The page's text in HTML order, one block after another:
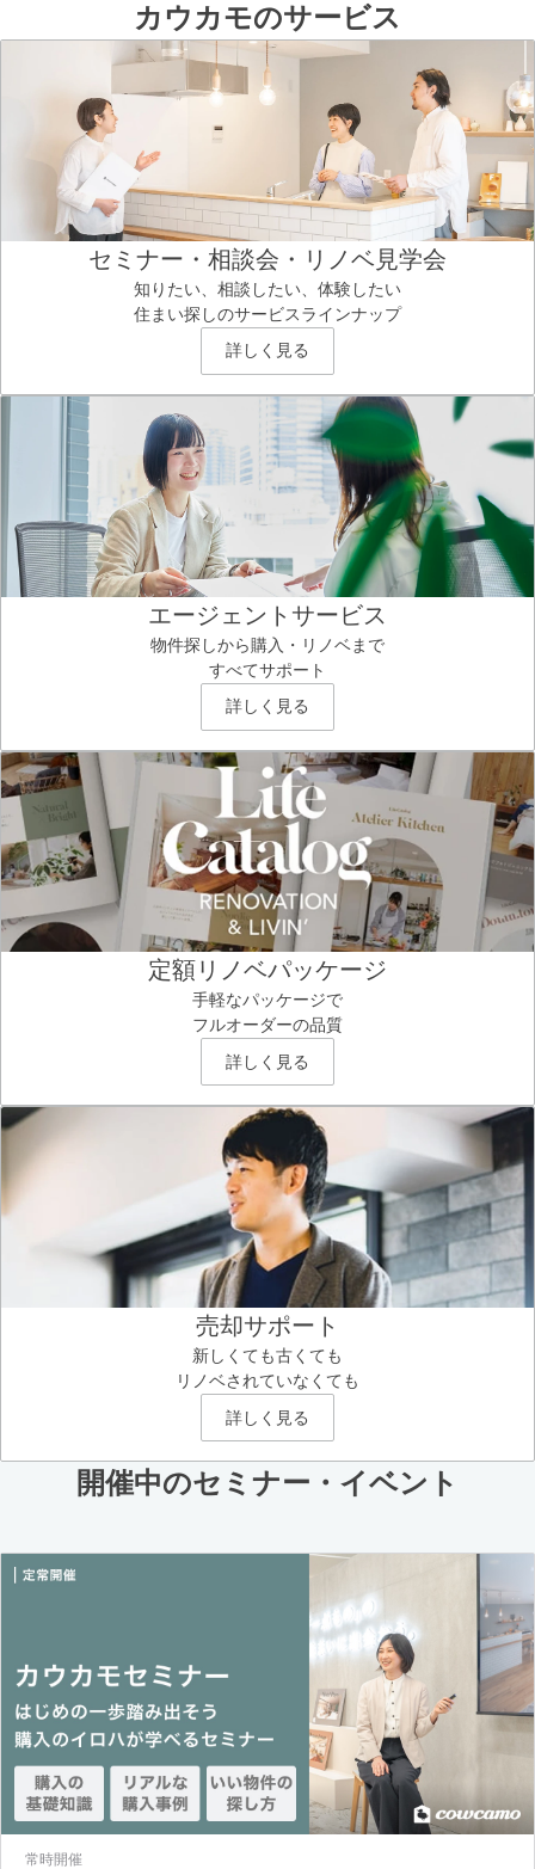
カウカモのサービス
セミナー・相談会・リノベ見学会
知りたい、相談したい、体験したい
住まい探しのサービスラインナップ
詳しく見る
エージェントサービス
物件探しから購入・リノベまで
すべてサポート
詳しく見る
定額リノベパッケージ
手軽なパッケージで
フルオーダーの品質
詳しく見る
売却サポート
新しくても古くても
リノベされていなくても
詳しく見る
開催中のセミナー・イベント
常時開催